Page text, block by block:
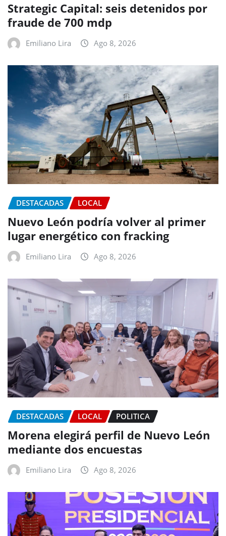
Strategic Capital: seis detenidos por
fraude de 700 mdp
Emiliano Lira Ago 8, 2026
DESTACADAS LOCAL
Nuevo León podría volver al primer
lugar energético con fracking
Emiliano Lira Ago 8, 2026
DESTACADAS LOCAL POLITICA
Morena elegirá perfil de Nuevo León
mediante dos encuestas
Emiliano Lira Ago 8, 2026